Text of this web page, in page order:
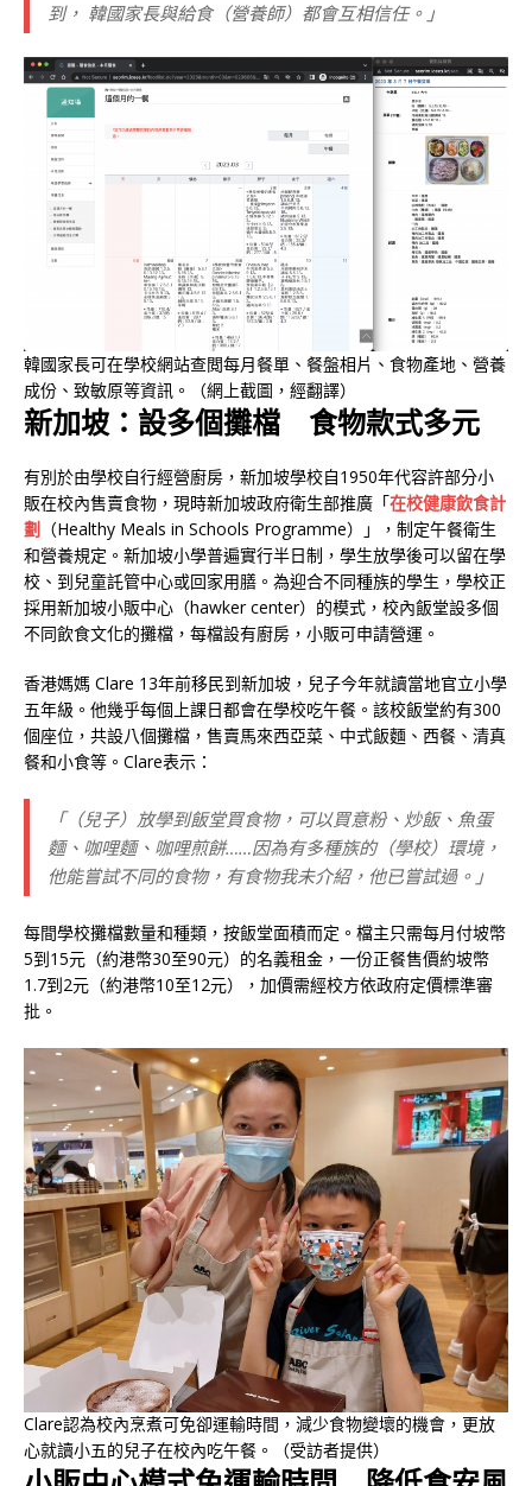
到， 韓國家長與給食（營養師）都會互相信任。」
韓國家長可在學校網站查閲每月餐單、餐盤相片、食物產地、營養
成份、致敏原等資訊。（網上截圖，經翻譯）
新加坡：設多個攤檔 食物款式多元
有別於由學校自行經營廚房，新加坡學校自1950年代容許部分小
販在校內售賣食物，現時新加坡政府衛生部推廣「在校健康飲食計
劃
（Healthy Meals in Schools Programme）」，制定午餐衛生
和營養規定。新加坡小學普遍實行半日制，學生放學後可以留在學
校、到兒童託管中心或回家用膳。為迎合不同種族的學生，學校正
採用新加坡小販中心（hawker center）的模式，校內飯堂設多個
不同飲食文化的攤檔，每檔設有廚房，小販可申請營運。
香港媽媽 Clare 13年前移民到新加坡，兒子今年就讀當地官立小學
五年級。他幾乎每個上課日都會在學校吃午餐。該校飯堂約有300
個座位，共設八個攤檔，售賣馬來西亞菜、中式飯麵、西餐、清真
餐和小食等。Clare表示：
「（兒子）放學到飯堂買食物，可以買意粉、炒飯、魚蛋
麵、咖哩麵、咖哩煎餅……因為有多種族的（學校）環境，
他能嘗試不同的食物，有食物我未介紹，他已嘗試過。」
每間學校攤檔數量和種類，按飯堂面積而定。檔主只需每月付坡幣
5到15元（約港幣30至90元）的名義租金，一份正餐售價約坡幣
1.7到2元（約港幣10至12元），加價需經校方依政府定價標準審
批。
Clare認為校內烹煮可免卻運輸時間，減少食物變壞的機會，更放
心就讀小五的兒子在校內吃午餐。（受訪者提供）